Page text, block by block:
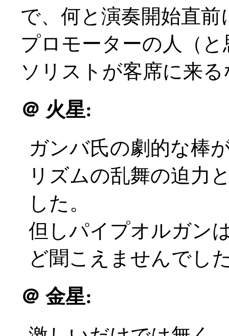
で、何と演奏開始直
プロモーターの人（
ソリストが客席に来
＠ 火星:
ガンバ氏の劇的な棒
リズムの乱舞の迫力
した。
但しパイプオルガン
ど聞こえませんでし
＠ 金星: